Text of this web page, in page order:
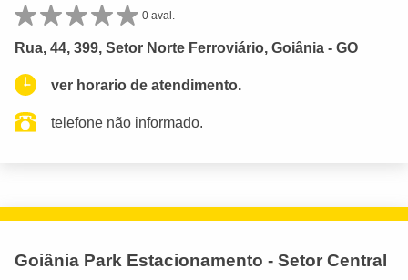
0 aval.
Rua, 44, 399, Setor Norte Ferroviário, Goiânia - GO
ver horario de atendimento.
telefone não informado.
Goiânia Park Estacionamento - Setor Central